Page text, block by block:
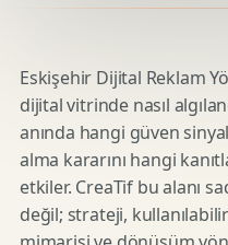
Eskişehir Dijital Reklam
dijital vitrinde nasıl
anında hangi güven
alma kararını hangi
etkiler. CreaTif bu alanı
değil; strateji,